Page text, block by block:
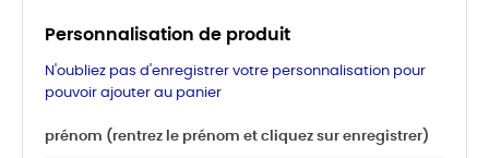
Personnalisation de produit
N'oubliez pas d'enregistrer votre personnalisation pour
pouvoir ajouter au panier
prénom (rentrez le prénom et cliquez sur enregistrer)